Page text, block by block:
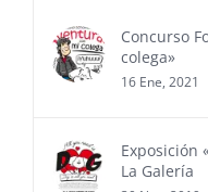
Concurso
colega»
16 Ene, 2021
Exposición
La Galería